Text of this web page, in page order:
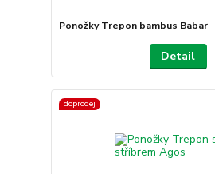
Ponožky Trepon bambus Babar
Detail
doprodej